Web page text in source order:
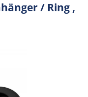
/ Ring ,